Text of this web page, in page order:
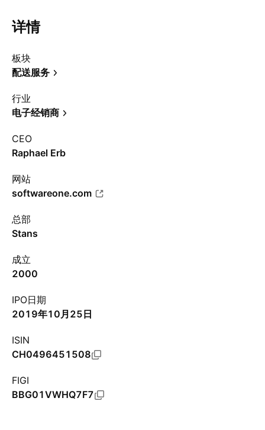
详情
板块
配送服务
行业
电子经销商
CEO
Raphael Erb
网站
softwareone.com
总部
Stans
成立
2000
IPO日期
2019年10月25日
ISIN
CH0496451508
FIGI
BBG01VWHQ7F7